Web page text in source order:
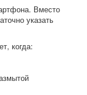
Вместо
указать
когда: